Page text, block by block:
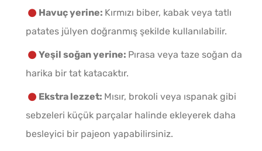
Havuç yerine: Kırmızı biber, kabak veya tatlı
patates jülyen doğranmış şekilde kullanılabilir.
Yeşil soğan yerine: Pırasa veya taze soğan da
harika bir tat katacaktır.
Ekstra lezzet: Mısır, brokoli veya ıspanak gibi
sebzeleri küçük parçalar halinde ekleyerek daha
besleyici bir pajeon yapabilirsiniz.